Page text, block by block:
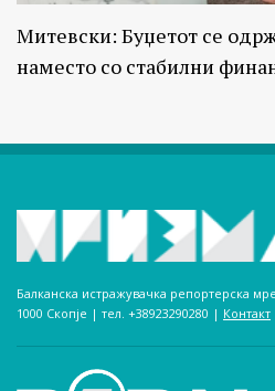
Митевски: Буџетот се
наместо со стабилни
Балканска истражувачка репортерска
1000 Скопје | тел. +38923290280­ | Контакт